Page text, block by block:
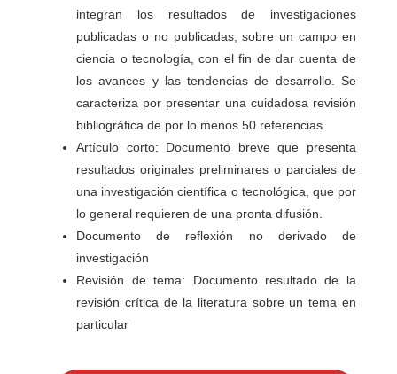
integran los resultados de investigaciones
publicadas o no publicadas, sobre un campo en
ciencia o tecnología, con el fin de dar cuenta de
los avances y las tendencias de desarrollo. Se
caracteriza por presentar una cuidadosa revisión
bibliográfica de por lo menos 50 referencias.
Artículo corto: Documento breve que presenta
resultados originales preliminares o parciales de
una investigación científica o tecnológica, que por
lo general requieren de una pronta difusión.
Documento de reflexión no derivado de
investigación
Revisión de tema: Documento resultado de la
revisión crítica de la literatura sobre un tema en
particular